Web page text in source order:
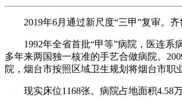
2019年6月通过新尺度“三甲”复审。齐
1992年全省首批“甲等”病院，医连系病
多年来两国独一核准的手艺合做病院。
院，烟台市按照区域卫生规划将烟台市职
现实床位1168张。病院占地面积4.58万